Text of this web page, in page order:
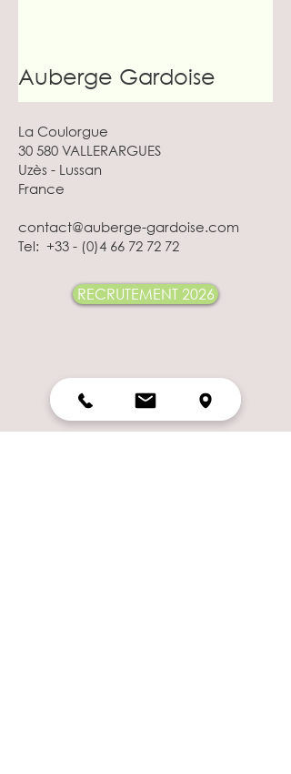
Auberge Gardoise
La Coulorgue
30 580 VALLERARGUES
Uzès - Lussan
France
contact@auberge-gardoise.com
Tel: +33 - (0)4 66 72 72 72
RECRUTEMENT 2026